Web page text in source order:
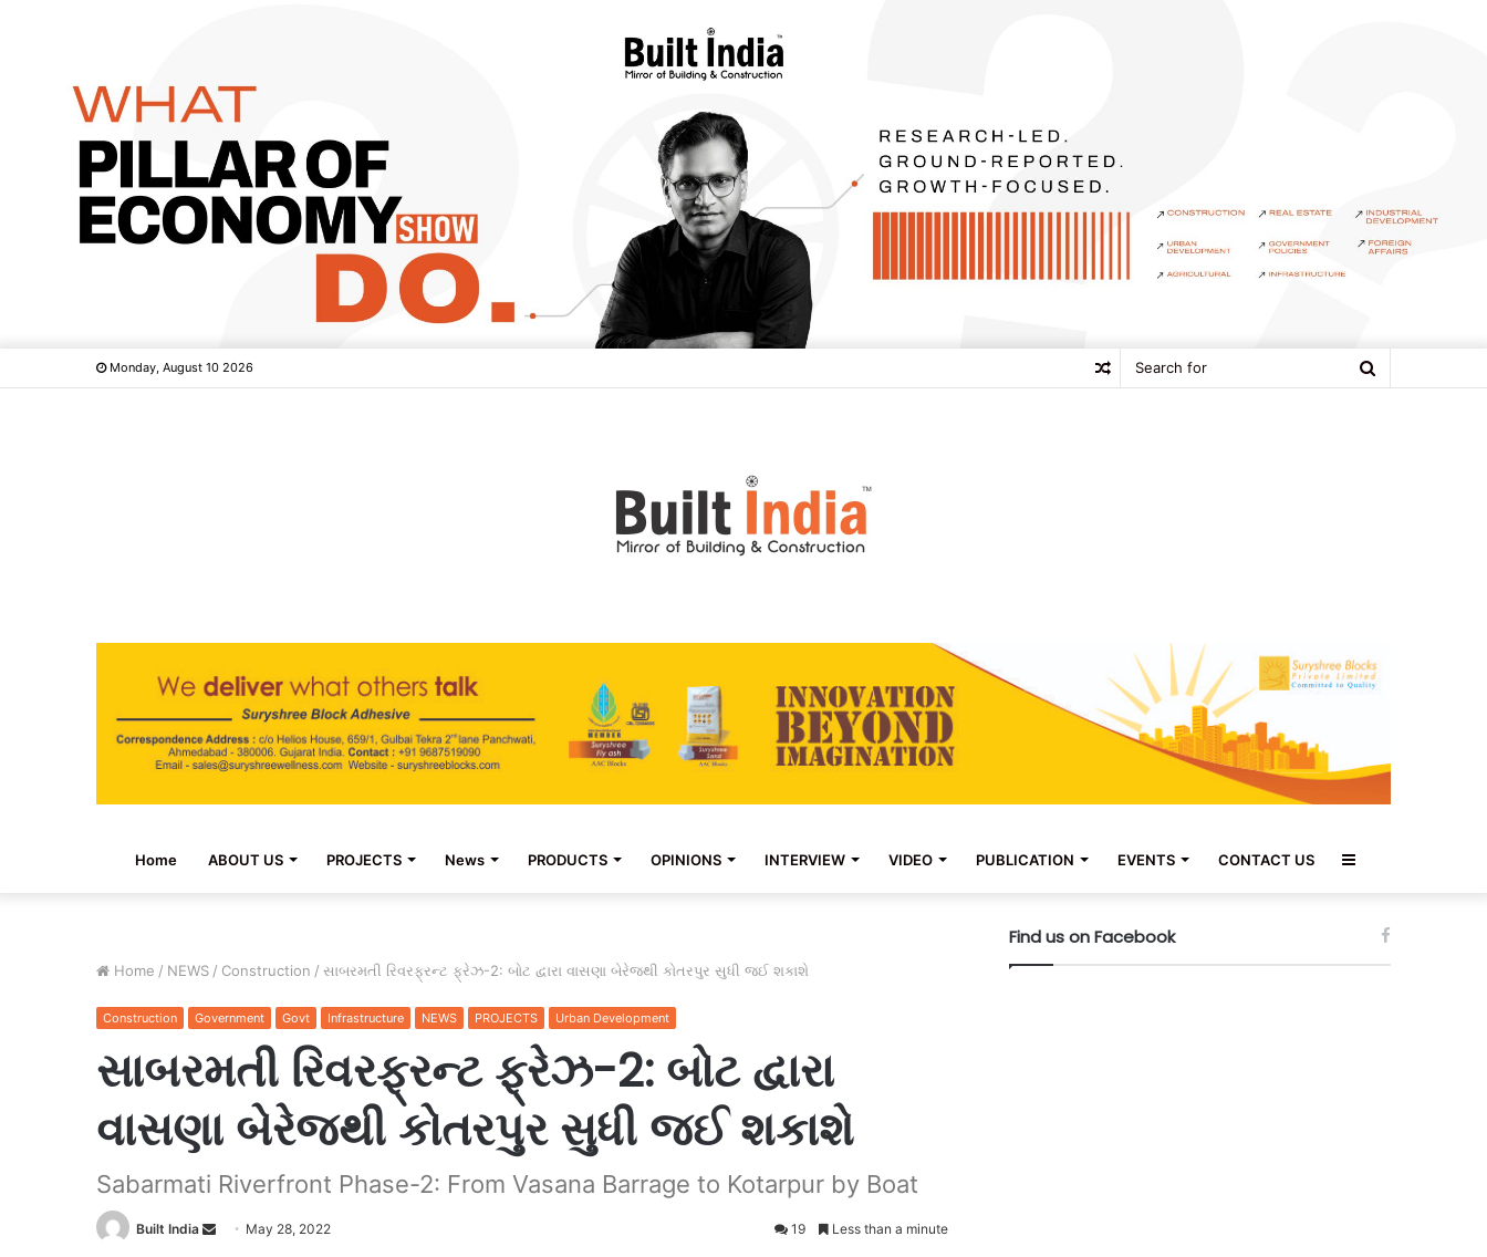
Monday, August 10 2026 Random
Home ABOUT US PROJECTS News PRODUCTS OPINIONS INTERVIEW VIDEO PUBLICATION EVENTS CONTACT US Sidebar
Home / NEWS / Construction / સાબરમતી રિવરફ્રન્ટ ફ્રેઝ-2: બોટ દ્વારા વાસણા બેરેજથી કોતરપુર સુધી જઈ શકાશે
Construction Government Govt Infrastructure NEWS PROJECTS Urban Development
સાબરમતી રિવરફ્રન્ટ ફ્રેઝ-2: બોટ દ્વારા
વાસણા બેરેજથી કોતરપુર સુધી જઈ શકાશે
Sabarmati Riverfront Phase-2: From Vasana Barrage to Kotarpur by Boat
Built India
Send May 28, 2022 19 Less than a minute
Find us on Facebook